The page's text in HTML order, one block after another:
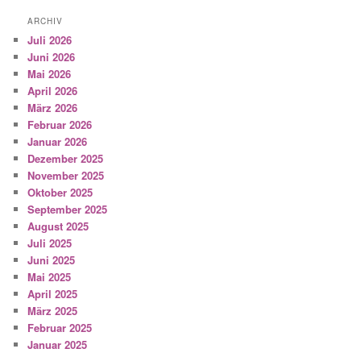
ARCHIV
Juli 2026
Juni 2026
Mai 2026
April 2026
März 2026
Februar 2026
Januar 2026
Dezember 2025
November 2025
Oktober 2025
September 2025
August 2025
Juli 2025
Juni 2025
Mai 2025
April 2025
März 2025
Februar 2025
Januar 2025